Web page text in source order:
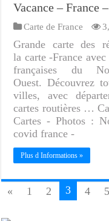
Vacance – France
Carte de France
Grande carte des
la carte -France
françaises du
Ouest. Découvrez
villes, avec
cartes routières …
Cartes - Photos :
covid france -
Plus d Informations »
« 1 2 3 4 5